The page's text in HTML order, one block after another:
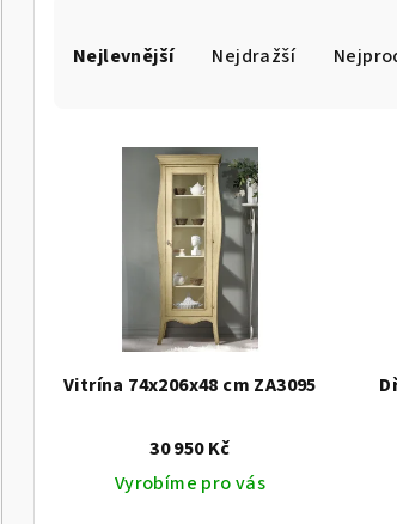
a
o
Nejlevnější Nejdražší
p
Vitrína 74x206x48 cm ZA3095
30 950 Kč
Vyrobíme pro vás